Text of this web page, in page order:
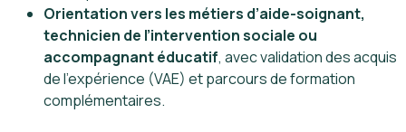
Orientation vers les métiers d’aide-soignant,
technicien de l’intervention sociale ou
accompagnant éducatif, avec validation des acquis
de l’expérience (VAE) et parcours de formation
complémentaires.